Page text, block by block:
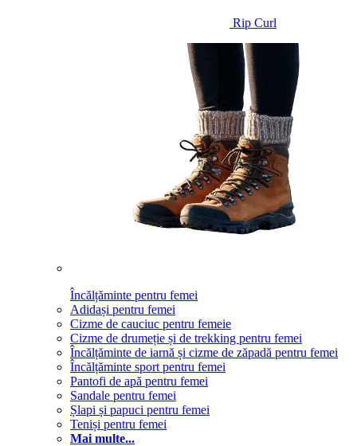
Rip Curl
Încălțăminte pentru femei
Adidași pentru femei
Cizme de cauciuc pentru femeie
Cizme de drumeție și de trekking pentru femei
Încălțăminte de iarnă și cizme de zăpadă pentru femei
Încălțăminte sport pentru femei
Pantofi de apă pentru femei
Sandale pentru femei
Șlapi și papuci pentru femei
Teniși pentru femei
Mai multe...